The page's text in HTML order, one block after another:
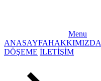
Menu
ANASAYFAHAKKIMIZDA
DÖŞEME İLETİŞİM